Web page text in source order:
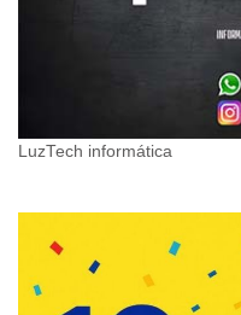
LuzTech informática